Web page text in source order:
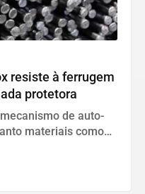
resiste à ferrugem
protetora
de auto-
materiais como
diferentes.